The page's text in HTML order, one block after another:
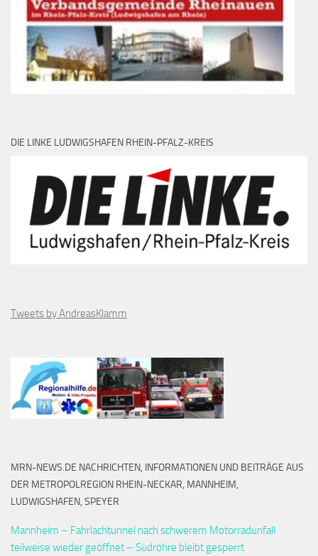
DIE LINKE LUDWIGSHAFEN RHEIN-PFALZ-KREIS
Tweets by AndreasKlamm
MRN-NEWS.DE NACHRICHTEN, INFORMATIONEN UND BEITRÄGE AUS
DER METROPOLREGION RHEIN-NECKAR, MANNHEIM,
LUDWIGSHAFEN, SPEYER
Mannheim – Fahrlachtunnel nach schwerem Motorradunfall
teilweise wieder geöffnet – Südröhre bleibt gesperrt